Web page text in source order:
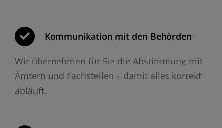
Kommunikation mit den Behörden
Wir übernehmen für Sie die Abstimmung mit
Ämtern und Fachstellen – damit alles korrekt
abläuft.